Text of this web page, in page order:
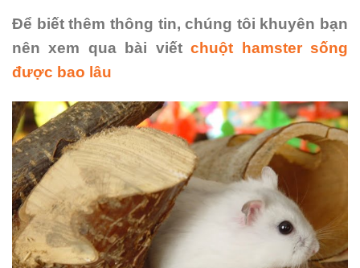
Để biết thêm thông tin, chúng tôi khuyên bạn
nên xem qua bài viếtchuột hamster sống
được bao lâu